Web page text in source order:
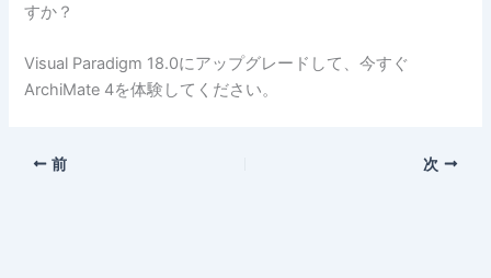
すか？
Visual Paradigm 18.0にアップグレードして、今すぐ
ArchiMate 4を体験してください。
前 次